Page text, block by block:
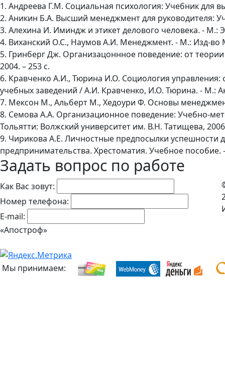
1. Андреева Г.М. Социальная психология: Учебник для
2. Аникин Б.А. Высший менеджмент для руководителя:
3. Алехина И. Иминдж и этикет делового человека. - М.:
4. Виханский О.С., Наумов А.И. Менеджмент. - М.: Изд-во
5. Гринберг Дж. Организацоннное поведение: от
2004. – 253 с.
6. Кравченко А.И., Тюрина И.О. Социология
учебных заведений / А.И. Кравченко, И.О. Тюрина. - М.:
7. Мексон M., Альберт М., Хедоури Ф. Основы
8. Семова А.А. Организационное поведение: Учебно-
Тольятти: Волжский университет им. В.Н. Татищева,
9. Чирикова А.Е. Личностные предпосылки успешности
предпринимательства. Хрестоматия. Учебное пособие.
Задать вопрос по работе
Как Вас зовут:
Номер телефона:
E-mail:
«Апостроф»
Мы принимаем: